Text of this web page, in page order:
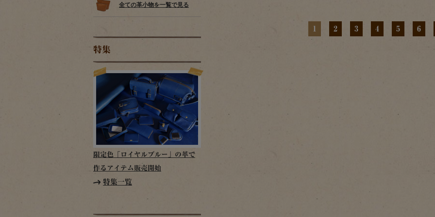
全ての革小物を一覧で見る
特集
限定色「ロイヤルブルー」の革で
作るアイテム販売開始
特集一覧
1 2 3 4 5 6